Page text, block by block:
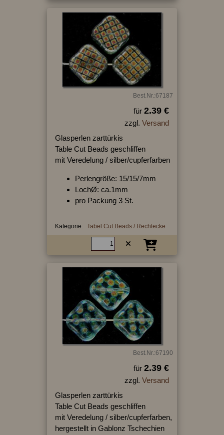
Best.Nr.:67187
für 2.39 €
zzgl. Versand
Glasperlen zarttürkis
Table Cut Beads geschliffen
mit Veredelung / silber/cupferfarben
Perlengröße: 15/15/7mm
LochØ: ca.1mm
pro Packung 3 St.
Kategorie: Tabel Cut Beads / Rechtecke
Best.Nr.:67190
für 2.39 €
zzgl. Versand
Glasperlen zarttürkis
Table Cut Beads geschliffen
mit Veredelung / silber/cupferfarben,
hergestellt in Gablonz Tschechien